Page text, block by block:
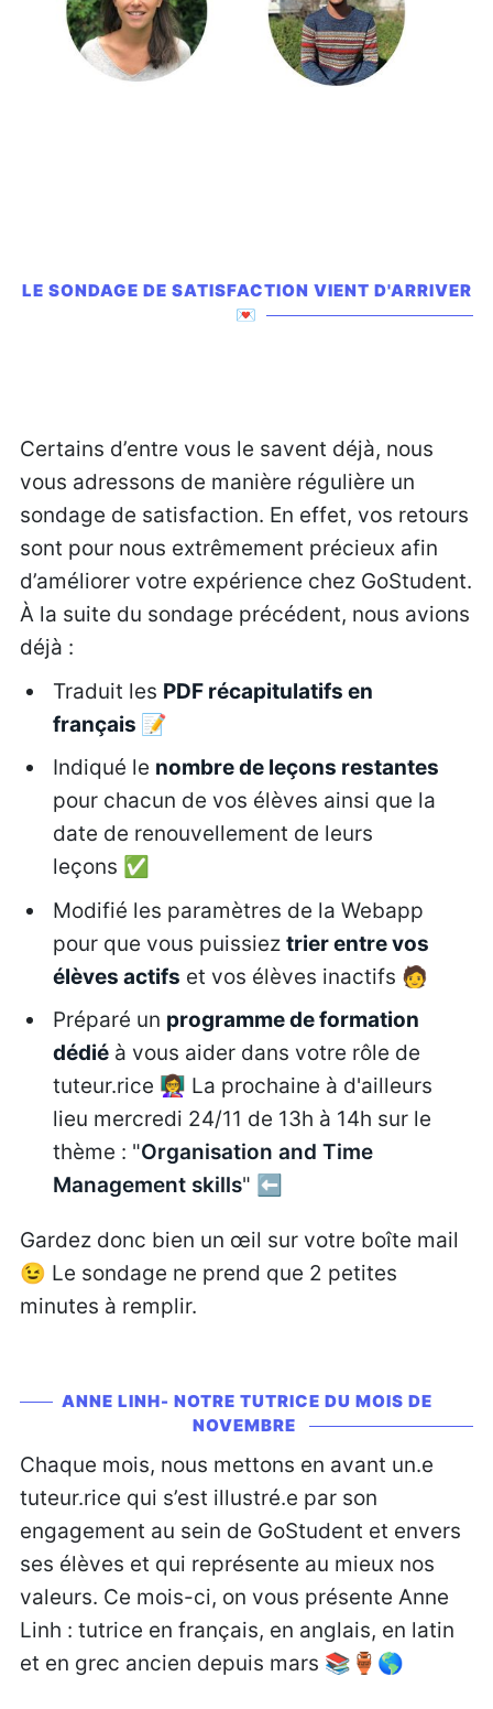
LE SONDAGE DE SATISFACTION VIENT D'ARRIVER
💌
Certains d’entre vous le savent déjà, nous
vous adressons de manière régulière un
sondage de satisfaction. En effet, vos retours
sont pour nous extrêmement précieux afin
d’améliorer votre expérience chez GoStudent.
À la suite du sondage précédent, nous avions
déjà :
Traduit les PDF récapitulatifs en
français 📝
Indiqué le nombre de leçons restantes
pour chacun de vos élèves ainsi que la
date de renouvellement de leurs
leçons ✅
Modifié les paramètres de la Webapp
pour que vous puissieztrier entre vos
élèves actifs et vos élèves inactifs 🧑‍
Préparé un programme de formation
dédié à vous aider dans votre rôle de
tuteur.rice 👩‍🏫 La prochaine à d'ailleurs
lieu mercredi 24/11 de 13h à 14h sur le
thème : "Organisation and Time
Management skills" ⬅️
Gardez donc bien un œil sur votre boîte mail
😉 Le sondage ne prend que 2 petites
minutes à remplir.
ANNE LINH- NOTRE TUTRICE DU MOIS DE
NOVEMBRE
Chaque mois, nous mettons en avant un.e
tuteur.rice qui s’est illustré.e par son
engagement au sein de GoStudent et envers
ses élèves et qui représente au mieux nos
valeurs. Ce mois-ci, on vous présente Anne
Linh : tutrice en français, en anglais, en latin
et en grec ancien depuis mars 📚🏺🌎